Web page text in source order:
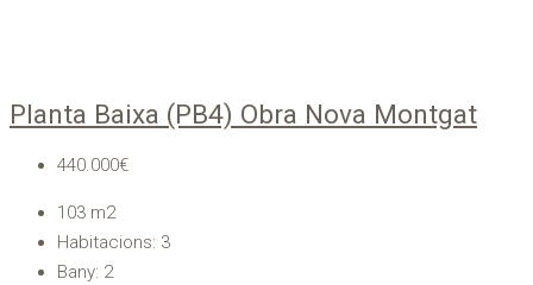
Planta Baixa (PB4) Obra Nova Montgat
440.000€
103 m2
Habitacions: 3
Bany: 2